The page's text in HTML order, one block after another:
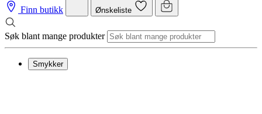
Finn butikk Ønskeliste
Søk blant mange produkter
Smykker